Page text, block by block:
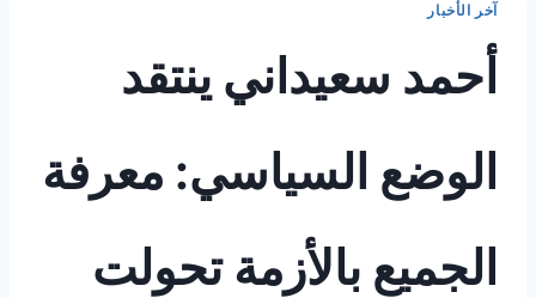
آخر الأخبار
أحمد سعيداني ينتقد
الوضع السياسي: معرفة
الجميع بالأزمة تحولت